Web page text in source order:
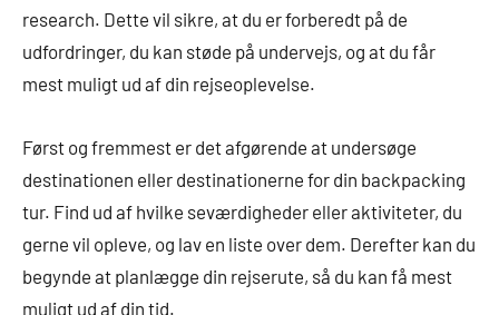
research. Dette vil sikre, at du er forberedt på de
udfordringer, du kan støde på undervejs, og at du får
mest muligt ud af din rejseoplevelse.
Først og fremmest er det afgørende at undersøge
destinationen eller destinationerne for din backpacking
tur. Find ud af hvilke seværdigheder eller aktiviteter, du
gerne vil opleve, og lav en liste over dem. Derefter kan du
begynde at planlægge din rejserute, så du kan få mest
muligt ud af din tid.